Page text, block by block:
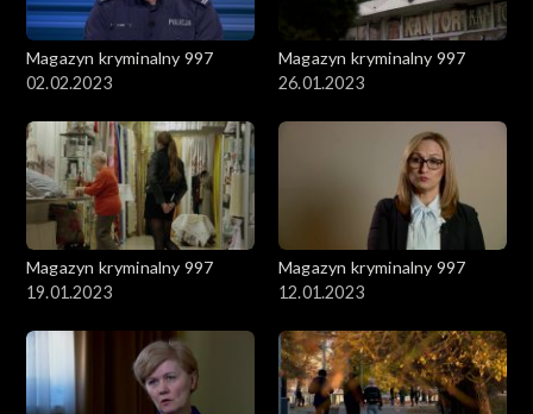
Magazyn kryminalny 997
02.02.2023
Magazyn kryminalny 997
26.01.2023
Magazyn kryminalny 997
19.01.2023
Magazyn kryminalny 997
12.01.2023